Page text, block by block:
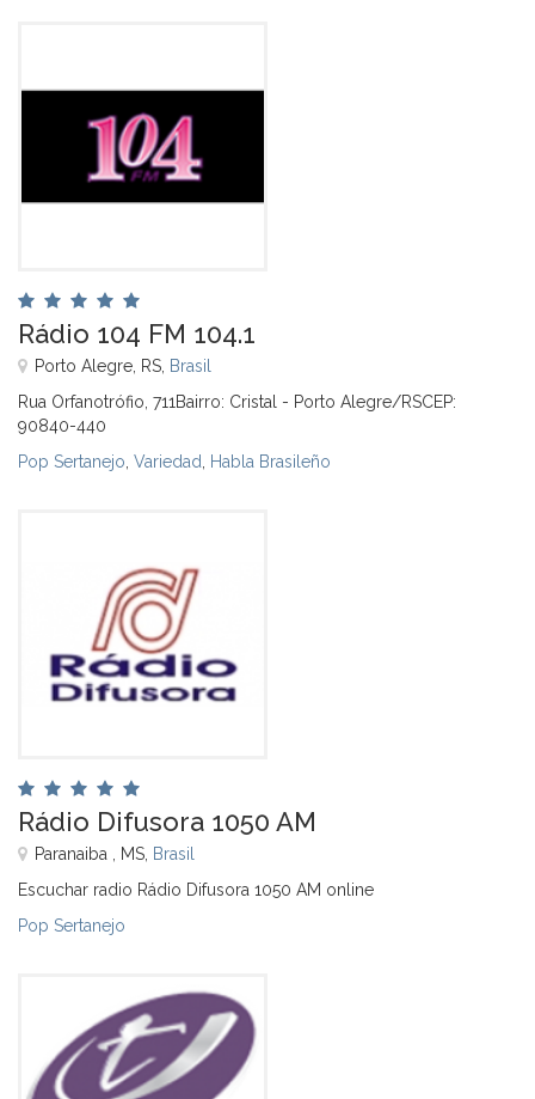
Rádio 104 FM 104.1
Porto Alegre, RS, Brasil
Rua Orfanotrófio, 711Bairro: Cristal - Porto Alegre/RSCEP:
90840-440
Pop Sertanejo Variedad Habla Brasileño
Rádio Difusora 1050 AM
Paranaiba , MS, Brasil
Escuchar radio Rádio Difusora 1050 AM online
Pop Sertanejo